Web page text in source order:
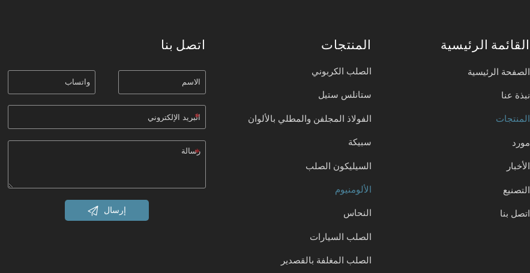
القائمة الرئيسية
الصفحة الرئيسية
نبذة عنا
المنتجات
مورد
الأخبار
التصنيع
اتصل بنا
المنتجات
الصلب الكربوني
ستانلس ستيل
الفولاذ المجلفن والمطلي بالألوان
سبيكة
السيليكون الصلب
الألومنيوم
النحاس
الصلب السيارات
الصلب المغلفة بالقصدير
اتصل بنا
إرسال 